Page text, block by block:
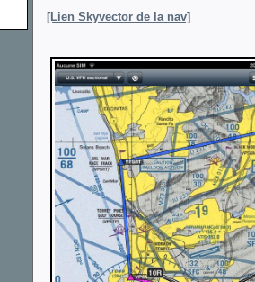
[Lien Skyvector de la nav]